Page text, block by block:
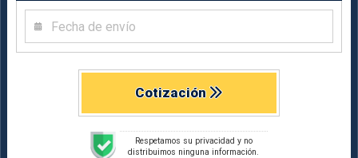
Cotización
Respetamos su privacidad y no
distribuimos ninguna información.